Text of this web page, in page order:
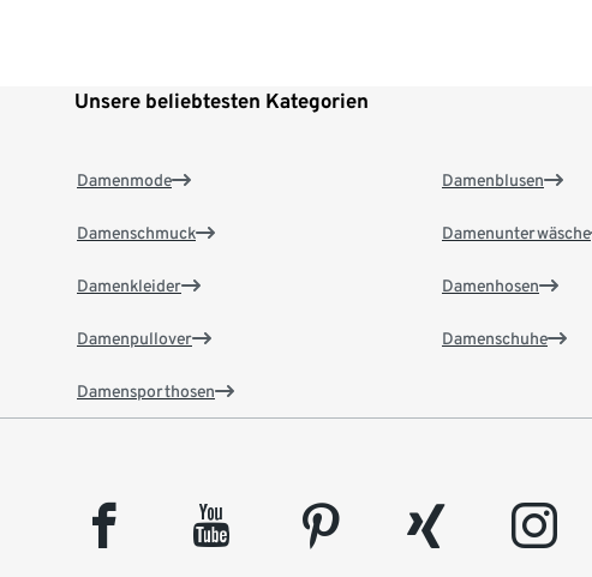
Unsere beliebtesten Kategorien
Damenmode
Damenschmuck
Damenkleider
Damenpullover
Damensporthosen
Damenblusen
Damenunterwäsche
Damenhosen
Damenschuhe
facebook youtube pinterest xing instagram